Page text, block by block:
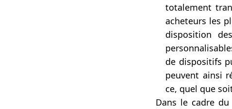
totalement
acheteurs les
disposition
de dispositifs
peuvent ainsi
ce, quel que
Dans le cadre